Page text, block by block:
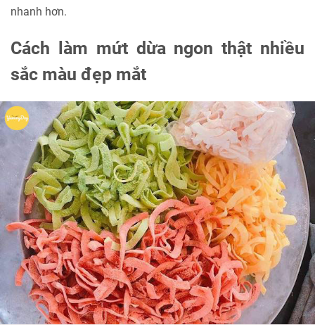
nhanh hơn.
Cách làm mứt dừa ngon thật nhiều
sắc màu đẹp mắt